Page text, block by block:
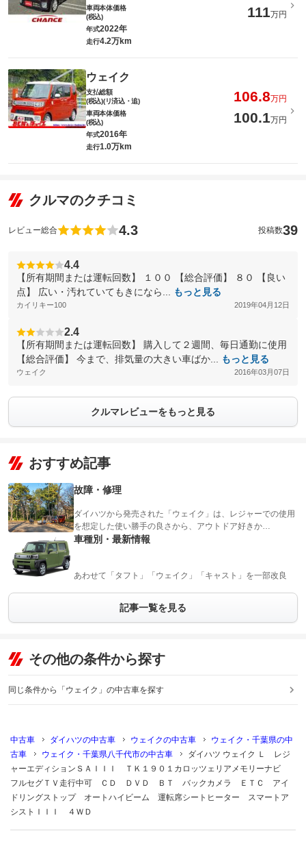
車両本体価格
(税込)
111万円
年式2022年
走行4.2万km
ウェイク
支払総額
(税込)(リ済込・追)
106.8万円
車両本体価格
(税込)
100.1万円
年式2016年
走行1.0万km
クルマのクチコミ
レビュー総合 4.3 投稿数39
4.4
【所有期間または運転回数】 １００ 【総合評価】 ８０ 【良い
点】 広い・汚れていてもきになら...
もっと見る
カイリキー100 2019年04月12日
2.4
【所有期間または運転回数】 購入して２週間、毎日通勤に使用
【総合評価】 今まで、排気量の大きい車ばか...
もっと見る
ウェイク 2016年03月07日
クルマレビューをもっと見る
おすすめ記事
故障・修理
ダイハツから発売された「ウェイク」は、レジャーでの使用
を想定した使い勝手の良さから、アウトドア好きか…
車種別・最新情報
あわせて「タフト」「ウェイク」「キャスト」を一部改良
記事一覧を見る
その他の条件から探す
同じ条件から「ウェイク」の中古車を探す
中古車 ダイハツの中古車 ウェイクの中古車
ウェイク・千葉県の中
古車
ウェイク・千葉県八千代市の中古車
ダイハツ ウェイク Ｌ レジ
ャーエディションＳＡＩＩＩ ＴＫ１９０１カロッツェリアメモリーナビ
フルセグＴＶ走行中可 ＣＤ ＤＶＤ ＢＴ バックカメラ ＥＴＣ アイ
ドリングストップ オートハイビーム 運転席シートヒーター スマートア
シストＩＩＩ ４ＷＤ